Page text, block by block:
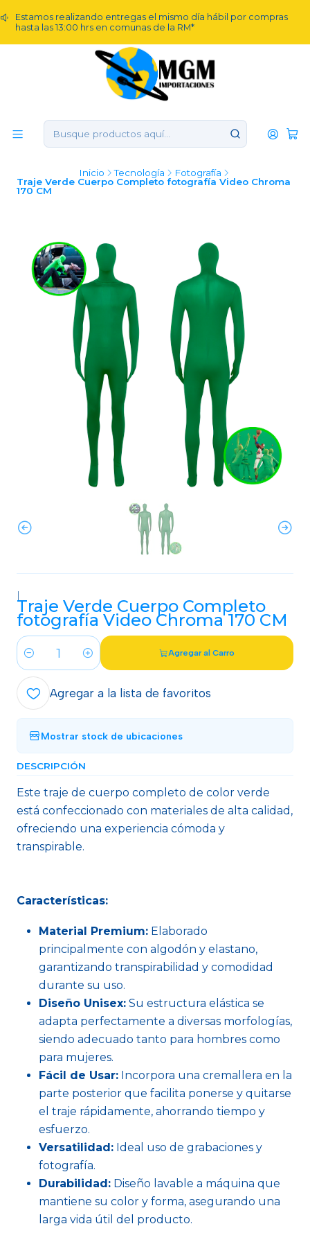
Estamos realizando entregas el mismo día hábil por compras
hasta las 13:00 hrs en comunas de la RM*
Inicio Tecnología
Fotografía
Traje Verde Cuerpo Completo fotografía Video Chroma
170 CM
|
Traje Verde Cuerpo Completo
fotografía Video Chroma 170 CM
Cantidad
Agregar al Carro
Agregar a la lista de favoritos
Mostrar stock de ubicaciones
DESCRIPCIÓN
Este traje de cuerpo completo de color verde
está confeccionado con materiales de alta calidad,
ofreciendo una experiencia cómoda y
transpirable.
Características:
Material Premium: Elaborado
principalmente con algodón y elastano,
garantizando transpirabilidad y comodidad
durante su uso.
Diseño Unisex: Su estructura elástica se
adapta perfectamente a diversas morfologías,
siendo adecuado tanto para hombres como
para mujeres.
Fácil de Usar: Incorpora una cremallera en la
parte posterior que facilita ponerse y quitarse
el traje rápidamente, ahorrando tiempo y
esfuerzo.
Versatilidad: Ideal uso de grabaciones y
fotografía.
Durabilidad: Diseño lavable a máquina que
mantiene su color y forma, asegurando una
larga vida útil del producto.